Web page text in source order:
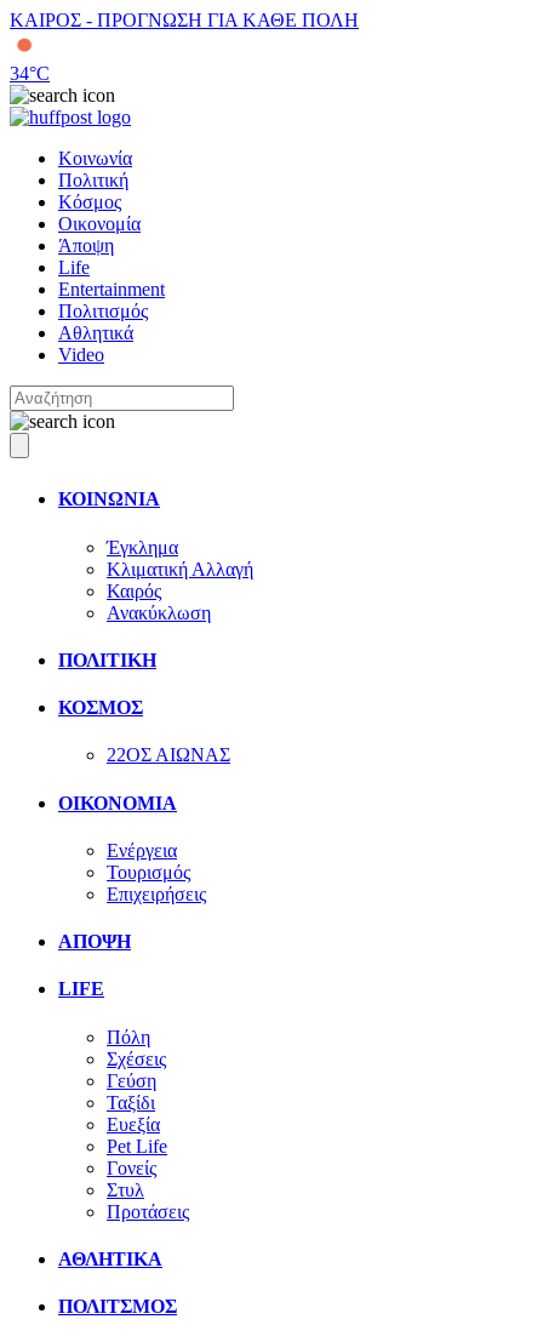
ΚΑΙΡΟΣ - ΠΡΟΓΝΩΣΗ ΓΙΑ ΚΑΘΕ ΠΟΛΗ
34°C
Κοινωνία
Πολιτική
Κόσμος
Οικονομία
Άποψη
Life
Entertainment
Πολιτισμός
Αθλητικά
Video
ΚΟΙΝΩΝΙΑ
Έγκλημα
Κλιματική Αλλαγή
Καιρός
Ανακύκλωση
ΠΟΛΙΤΙΚΗ
ΚΟΣΜΟΣ
22ΟΣ ΑΙΩΝΑΣ
ΟΙΚΟΝΟΜΙΑ
Ενέργεια
Τουρισμός
Επιχειρήσεις
ΑΠΟΨΗ
LIFE
Πόλη
Σχέσεις
Γεύση
Ταξίδι
Ευεξία
Pet Life
Γονείς
Στυλ
Προτάσεις
ΑΘΛΗΤΙΚΑ
ΠΟΛΙΤΣΜΟΣ